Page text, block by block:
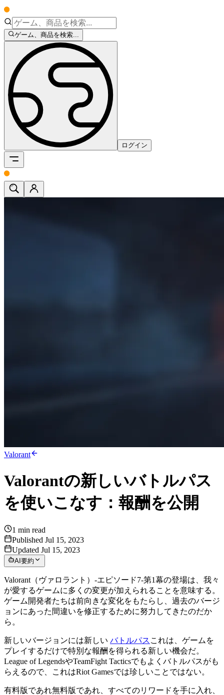
ゲーム、商品を検索...
ログイン
Valorant
Valorantの新しいバトルパス
を使いこなす：報酬を公開
1 min read
Published Jul 15, 2023
Updated Jul 15, 2023
AI要約
Valorant（ヴァロラント）-エピソード7-第1幕の登場は、我々
が愛するゲームに多くの変更が加えられることを意味する。
ゲーム開発者たちは前向きな変化をもたらし、過去のバージ
ョンにあった間違いを修正するために努力してきたのだか
ら。
新しいバージョンには新しい バトルパス これは、ゲームを
プレイするだけで特別な報酬を得られる新しい機会だ。
League of LegendsやTeamFight Tacticsでもよくバトルパスがも
らえるので、これはRiot Gamesでは珍しいことではない。
有料版であれ無料版であれ、すべてのリワードを手に入れ、